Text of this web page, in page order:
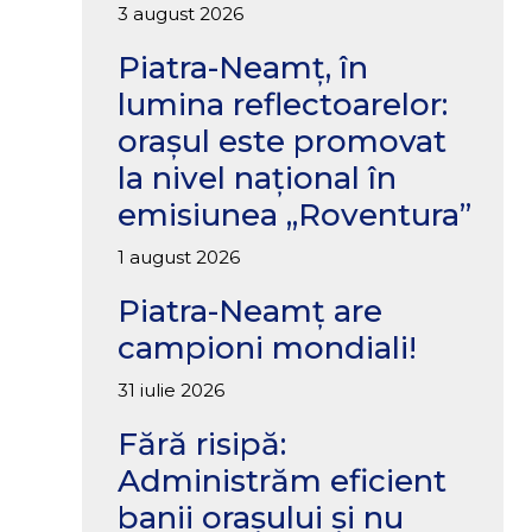
3 august 2026
Piatra-Neamț, în
lumina reflectoarelor:
orașul este promovat
la nivel național în
emisiunea „Roventura”
1 august 2026
Piatra-Neamț are
campioni mondiali!
31 iulie 2026
Fără risipă:
Administrăm eficient
banii orașului și nu